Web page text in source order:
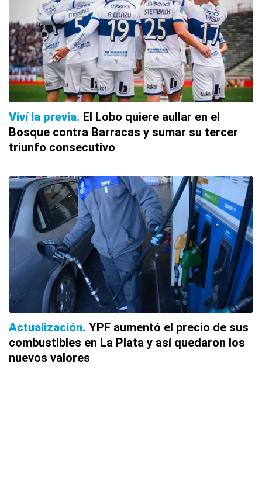
Viví la previa El Lobo quiere aullar en el
Bosque contra Barracas y sumar su tercer
triunfo consecutivo
Actualización YPF aumentó el precio de sus
combustibles en La Plata y así quedaron los
nuevos valores